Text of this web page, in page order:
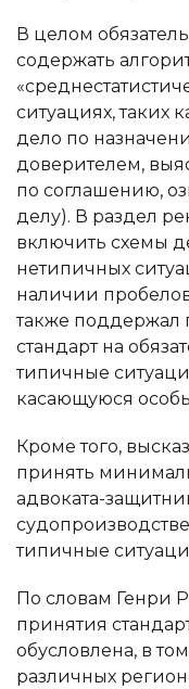
В целом
содержать
ситуациях, таких
дело по
доверителем,
по соглашению,
делу). В раздел
включить схемы
нетипичных
наличии
также поддержал
стандарт на
типичные
касающуюся
Кроме того,
принять
адвоката-
типичные
По словам Генри
принятия
обусловлена, в
различных